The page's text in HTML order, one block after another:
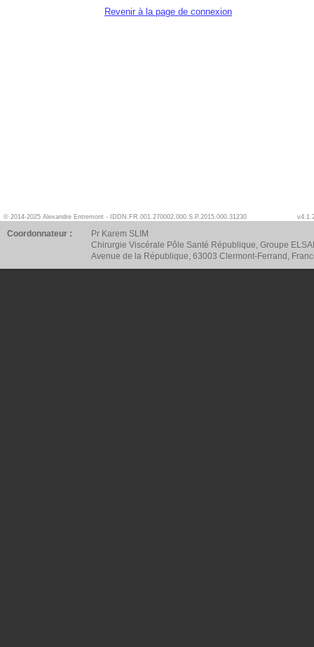
Revenir à la page de connexion
© 2014-2025 Alexandre Entremont - IDDN.FR.001.270002.000.S.P.2015.000.31230
Coordonnateur :
Pr Karem SLIM
Chirurgie Viscérale Pôle Santé République, Groupe
Avenue de la République, 63003 Clermont-Ferrand,